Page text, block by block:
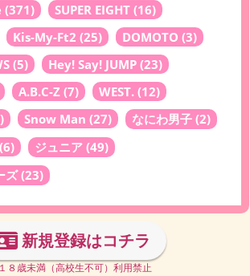
(371) SUPER EIGHT (16)
Kis-My-Ft2 (25) DOMOTO (3)
(5) Hey! Say! JUMP (23)
A.B.C-Z (7) WEST. (12)
Snow Man (27) なにわ男子 (2)
(6) ジュニア (49)
ズ(23)
新規登録はコチラ
８歳未満（高校生不可）利用禁止